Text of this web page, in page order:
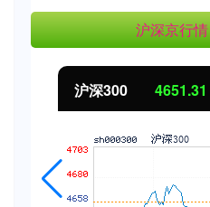
沪深京行
北证50 1122.88